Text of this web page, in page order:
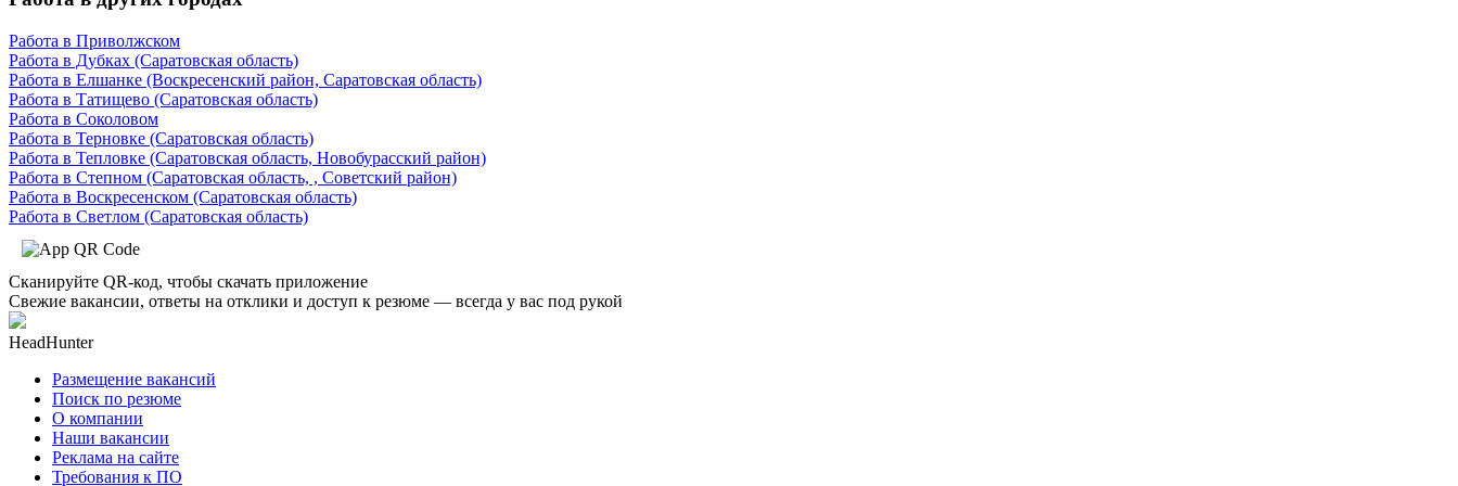
Работа в Приволжском
Работа в Дубках (Саратовская область)
Работа в Елшанке (Воскресенский район, Саратовская область)
Работа в Татищево (Саратовская область)
Работа в Соколовом
Работа в Терновке (Саратовская область)
Работа в Тепловке (Саратовская область, Новобурасский район)
Работа в Степном (Саратовская область, , Советский район)
Работа в Воскресенском (Саратовская область)
Работа в Светлом (Саратовская область)
Сканируйте QR-код, чтобы скачать приложение
Свежие вакансии, ответы на отклики и доступ к резюме — всегда у вас под рукой
HeadHunter
Размещение вакансий
Поиск по резюме
О компании
Наши вакансии
Реклама на сайте
Требования к ПО